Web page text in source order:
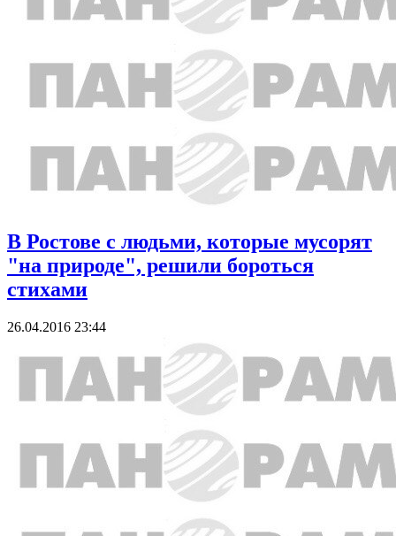
В Ростове с людьми, которые мусорят
"на природе", решили бороться
стихами
26.04.2016 23:44